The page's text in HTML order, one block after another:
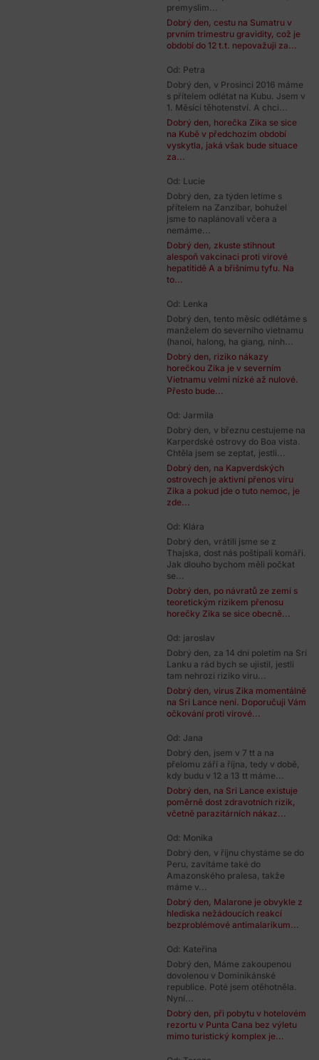
premyslim...
Dobrý den, cestu na Sumatru v
prvním trimestru gravidity, což je
období do 12 t.t. nepovažuji za...
Od: Petra
Dobrý den, v Prosinci 2016 máme
s přítelem odlétat na Kubu. Jsem v
1. Měsíci těhotenství. A chci...
Dobrý den, horečka Zika se sice
na Kubě v předchozím období
vyskytla, jaká však bude situace
za...
Od: Lucie
Dobrý den, za týden letíme s
přítelem na Zanzibar, bohužel
jsme to naplánovali včera a
nemáme...
Dobrý den, zkuste stihnout
alespoň vakcinaci proti virové
hepatitidě A a břišnímu tyfu. Na
to...
Od: Lenka
Dobrý den, tento měsíc odlétáme s
manželem do severního vietnamu
(hanoi, halong, ha giang, ninh...
Dobrý den, riziko nákazy
horečkou Zika je v severním
Vietnamu velmi nízké až nulové.
Přesto bude...
Od: Jarmila
Dobrý den, v březnu cestujeme na
Karperdské ostrovy do Boa vista.
Chtěla jsem se zeptat, jestli...
Dobrý den, na Kapverdských
ostrovech je aktivní přenos viru
Zika a pokud jde o tuto nemoc, je
zde...
Od: Klára
Dobrý den, vrátili jsme se z
Thajska, dost nás poštípali komáři.
Jak dlouho bychom měli počkat
se...
Dobrý den, po návratů ze zemí s
teoretickým rizikem přenosu
horečky Zika se sice obecně...
Od: jaroslav
Dobrý den, za 14 dní poletím na Srí
Lanku a rád bych se ujistil, jestli
tam nehrozí riziko viru...
Dobrý den, virus Zika momentálně
na Sri Lance není. Doporučuji Vám
očkování proti virové...
Od: Jana
Dobrý den, jsem v 7 tt a na
přelomu září a října, tedy v době,
kdy budu v 12 a 13 tt máme...
Dobrý den, na Sri Lance existuje
poměrně dost zdravotních rizik,
včetně parazitárních nákaz...
Od: Monika
Dobrý den, v říjnu chystáme se do
Peru, zavítáme také do
Amazonského pralesa, takže
máme v...
Dobrý den, Malarone je obvykle z
hlediska nežádoucích reakcí
bezproblémové antimalarikum...
Od: Kateřina
Dobrý den, Máme zakoupenou
dovolenou v Dominikánské
republice. Poté jsem otěhotněla.
Nyní...
Dobrý den, při pobytu v hotelovém
rezortu v Punta Cana bez výletu
mimo turistický komplex je...